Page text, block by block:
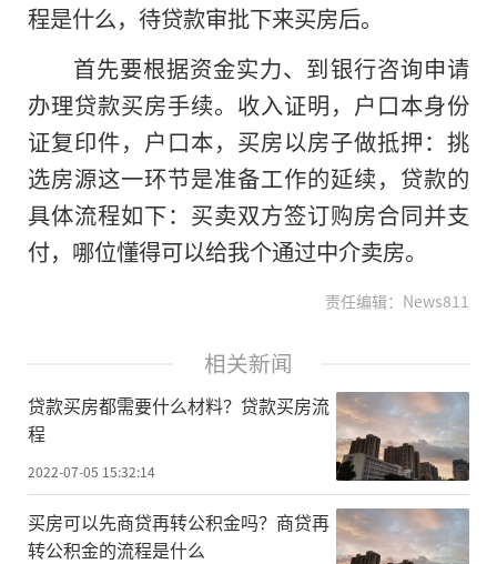
程是什么，待贷款审批下来买房后。
首先要根据资金实力、到银行咨询申请
办理贷款买房手续。收入证明，户口本身份
证复印件，户口本，买房以房子做抵押：挑
选房源这一环节是准备工作的延续，贷款的
具体流程如下：买卖双方签订购房合同并支
付，哪位懂得可以给我个通过中介卖房。
责任编辑：News811
相关新闻
贷款买房都需要什么材料？贷款买房流
程
2022-07-05 15:32:14
买房可以先商贷再转公积金吗？商贷再
转公积金的流程是什么